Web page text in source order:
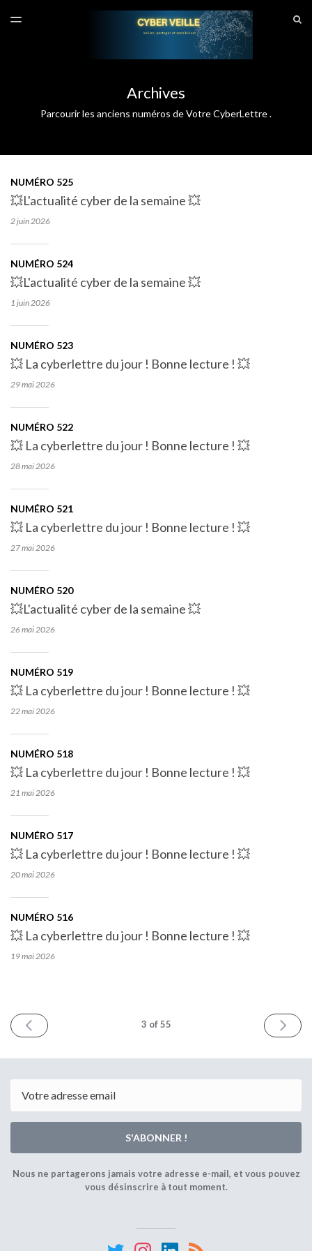
TOGGLE
Archives
Parcourir les anciens numéros de Votre CyberLettre .
NUMÉRO 525
💥L'actualité cyber de la semaine 💥
2 juin 2026
NUMÉRO 524
💥L'actualité cyber de la semaine 💥
1 juin 2026
NUMÉRO 523
💥 La cyberlettre du jour ! Bonne lecture ! 💥
29 mai 2026
NUMÉRO 522
💥 La cyberlettre du jour ! Bonne lecture ! 💥
28 mai 2026
NUMÉRO 521
💥 La cyberlettre du jour ! Bonne lecture ! 💥
27 mai 2026
NUMÉRO 520
💥L'actualité cyber de la semaine 💥
26 mai 2026
NUMÉRO 519
💥 La cyberlettre du jour ! Bonne lecture ! 💥
22 mai 2026
NUMÉRO 518
💥 La cyberlettre du jour ! Bonne lecture ! 💥
21 mai 2026
NUMÉRO 517
💥 La cyberlettre du jour ! Bonne lecture ! 💥
20 mai 2026
NUMÉRO 516
💥 La cyberlettre du jour ! Bonne lecture ! 💥
19 mai 2026
PRÉCÉDENT 3 of 55
S'ABONNER !
Nous ne partagerons jamais votre adresse e-mail, et vous pouvez
vous désinscrire à tout moment.